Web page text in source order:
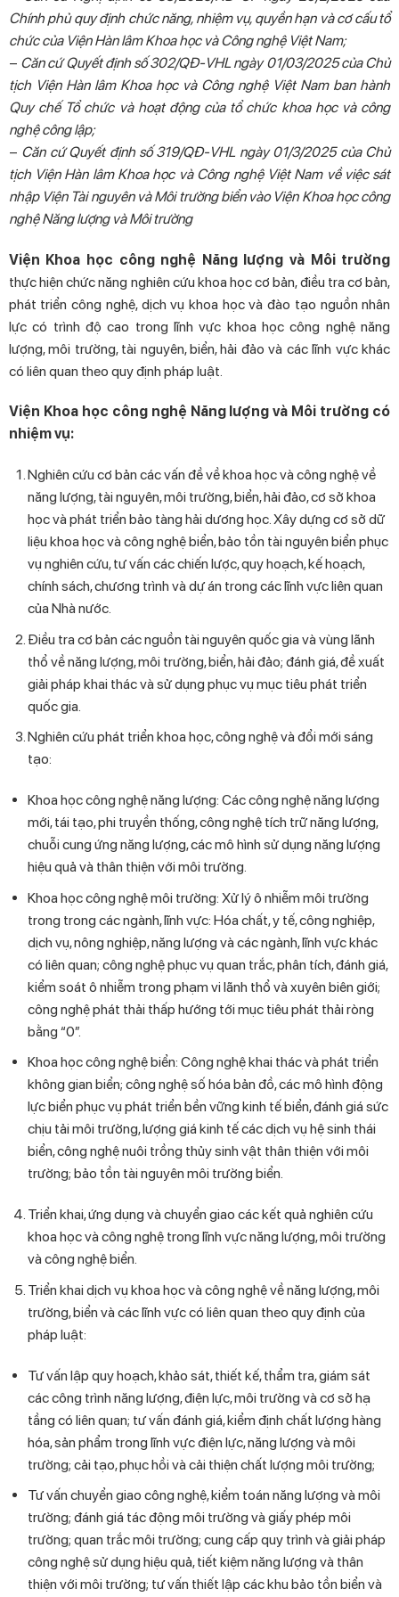
Chính phủ quy định chức năng, nhiệm vụ, quyền hạn và cơ cấu tổ
chức của Viện Hàn lâm Khoa học và Công nghệ Việt Nam;
– Căn cứ Quyết định số 302/QĐ-VHL ngày 01/03/2025 của Chủ
tịch Viện Hàn lâm Khoa học và Công nghệ Việt Nam ban hành
Quy chế Tổ chức và hoạt động của tổ chức khoa học và công
nghệ công lập;
– Căn cứ Quyết định số 319/QĐ-VHL ngày 01/3/2025 của Chủ
tịch Viện Hàn lâm Khoa học và Công nghệ Việt Nam về việc sát
nhập Viện Tài nguyên và Môi trường biển vào Viện Khoa học công
nghệ Năng lượng và Môi trường
Viện Khoa học công nghệ Năng lượng và Môi trường
thực hiện chức năng nghiên cứu khoa học cơ bản, điều tra cơ bản,
phát triển công nghệ, dịch vụ khoa học và đào tạo nguồn nhân
lực có trình độ cao trong lĩnh vực khoa học công nghệ năng
lượng, môi trường, tài nguyên, biển, hải đảo và các lĩnh vực khác
có liên quan theo quy định pháp luật.
Viện Khoa học công nghệ Năng lượng và Môi trường có
nhiệm vụ:
Nghiên cứu cơ bản các vấn đề về khoa học và công nghệ về
năng lượng, tài nguyên, môi trường, biển, hải đảo, cơ sở khoa
học và phát triển bảo tàng hải dương học. Xây dựng cơ sở dữ
liệu khoa học và công nghệ biển, bảo tồn tài nguyên biển phục
vụ nghiên cứu, tư vấn các chiến lược, quy hoạch, kế hoạch,
chính sách, chương trình và dự án trong các lĩnh vực liên quan
của Nhà nước.
Điều tra cơ bản các nguồn tài nguyên quốc gia và vùng lãnh
thổ về năng lượng, môi trường, biển, hải đảo; đánh giá, đề xuất
giải pháp khai thác và sử dụng phục vụ mục tiêu phát triển
quốc gia.
Nghiên cứu phát triển khoa học, công nghệ và đổi mới sáng
tạo:
Khoa học công nghệ năng lượng: Các công nghệ năng lượng
mới, tái tạo, phi truyền thống, công nghệ tích trữ năng lượng,
chuỗi cung ứng năng lượng, các mô hình sử dụng năng lượng
hiệu quả và thân thiện với môi trường.
Khoa học công nghệ môi trường: Xử lý ô nhiễm môi trường
trong trong các ngành, lĩnh vực: Hóa chất, y tế, công nghiệp,
dịch vụ, nông nghiệp, năng lượng và các ngành, lĩnh vực khác
có liên quan; công nghệ phục vụ quan trắc, phân tích, đánh giá,
kiểm soát ô nhiễm trong phạm vi lãnh thổ và xuyên biên giới;
công nghệ phát thải thấp hướng tới mục tiêu phát thải ròng
bằng “0”.
Khoa học công nghệ biển: Công nghệ khai thác và phát triển
không gian biển; công nghệ số hóa bản đồ, các mô hình động
lực biển phục vụ phát triển bền vững kinh tế biển, đánh giá sức
chịu tải môi trường, lượng giá kinh tế các dịch vụ hệ sinh thái
biển, công nghệ nuôi trồng thủy sinh vật thân thiện với môi
trường; bảo tồn tài nguyên môi trường biển.
Triển khai, ứng dụng và chuyển giao các kết quả nghiên cứu
khoa học và công nghệ trong lĩnh vực năng lượng, môi trường
và công nghệ biển.
Triển khai dịch vụ khoa học và công nghệ về năng lượng, môi
trường, biển và các lĩnh vực có liên quan theo quy định của
pháp luật:
Tư vấn lập quy hoạch, khảo sát, thiết kế, thẩm tra, giám sát
các công trình năng lượng, điện lực, môi trường và cơ sở hạ
tầng có liên quan; tư vấn đánh giá, kiểm định chất lượng hàng
hóa, sản phẩm trong lĩnh vực điện lực, năng lượng và môi
trường; cải tạo, phục hồi và cải thiện chất lượng môi trường;
Tư vấn chuyển giao công nghệ, kiểm toán năng lượng và môi
trường; đánh giá tác động môi trường và giấy phép môi
trường; quan trắc môi trường; cung cấp quy trình và giải pháp
công nghệ sử dụng hiệu quả, tiết kiệm năng lượng và thân
thiện với môi trường; tư vấn thiết lập các khu bảo tồn biển và